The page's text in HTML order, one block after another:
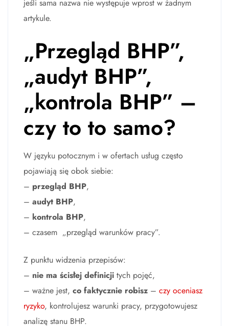
jeśli sama nazwa nie występuje wprost w żadnym
artykule.
„Przegląd BHP”,
„audyt BHP”,
„kontrola BHP” –
czy to to samo?
W języku potocznym i w ofertach usług często
pojawiają się obok siebie:
– przegląd BHP,
– audyt BHP,
– kontrola BHP,
– czasem „przegląd warunków pracy”.
Z punktu widzenia przepisów:
– nie ma ścisłej definicji tych pojęć,
– ważne jest, co faktycznie robisz – czy oceniasz
ryzyko, kontrolujesz warunki pracy, przygotowujesz
analizę stanu BHP.